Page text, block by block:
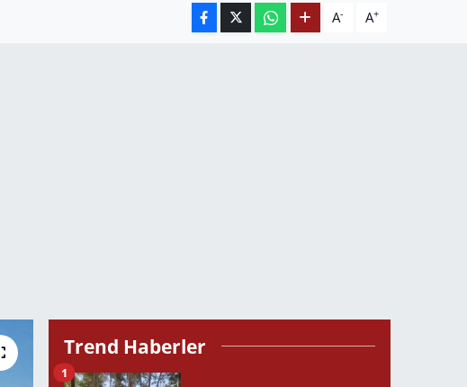
A- A+
Trend Haberler
1